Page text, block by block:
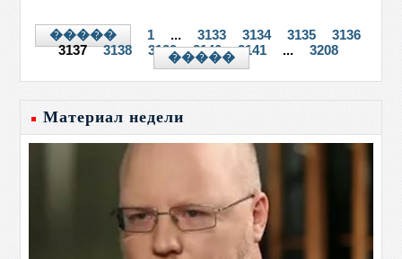
����� 1 ... 3133 3134 3135
3136
3137
3138 3139 3140 3141 ... 3208
�����
Материал недели